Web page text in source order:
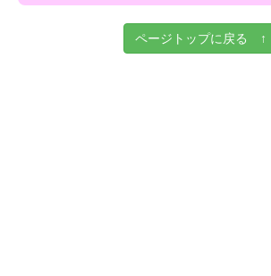
ページトップに戻る ↑